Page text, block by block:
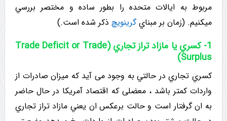
مربوط به ایالات متحده را بطور ساده و مختصر بررسي
میکنیم. (زمان بر مبنايگرينويچذکر شده است.)
1- کسري یا مازاد تراز تجاري (Trade Deficit or Trade
Surplus)
کسري تجاري در حالتي به وجود می آید که میزان صادرات از
واردات کمتر باشد ، معضلی که اقتصاد آمریکا در حال حاضر
به ان گرفتار است و حالت برعکس ان يعني مازاد تراز تجاري